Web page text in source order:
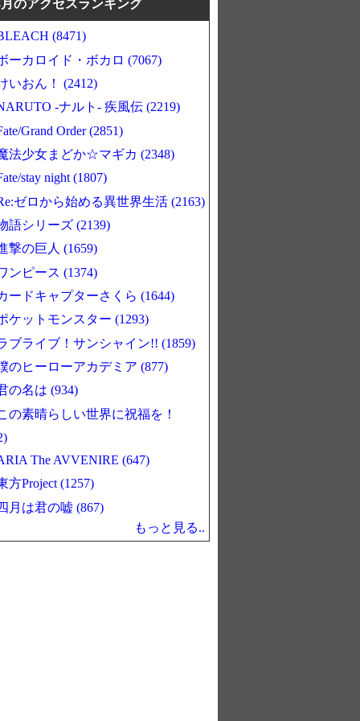
のアクセスランキング
(8471)
ーカロイド・ボカロ (7067)
いおん！ (2412)
-ナルト- 疾風伝 (2219)
Grand Order (2851)
法少女まどか☆マギカ (2348)
stay night (1807)
ゼロから始める異世界生活 (2163)
語シリーズ (2139)
撃の巨人 (1659)
ンピース (1374)
ードキャプターさくら (1644)
ケットモンスター (1293)
ブライブ！サンシャイン!! (1859)
のヒーローアカデミア (877)
の名は (934)
の素晴らしい世界に祝福を！
The AVVENIRE (647)
方Project (1257)
月は君の嘘 (867)
もっと見る..